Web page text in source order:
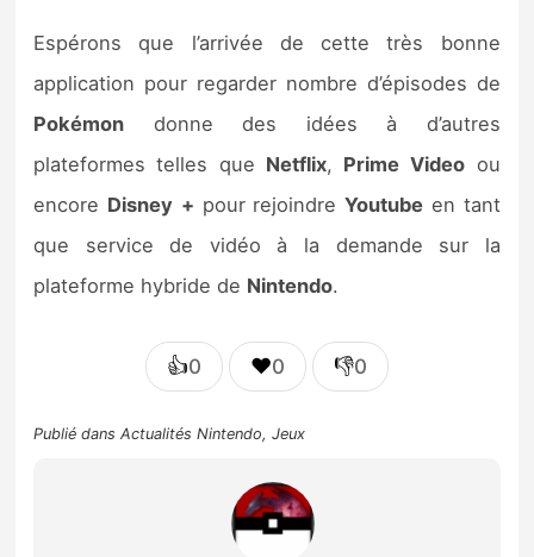
Espérons que l’arrivée de cette très bonne
application pour regarder nombre d’épisodes de
Pokémon donne des idées à d’autres
plateformes telles que Netflix, Prime Video ou
encore Disney + pour rejoindreYoutube en tant
que service de vidéo à la demande sur la
plateforme hybride de Nintendo.
👍0 ❤️0 👎0
Publié dansActualités Nintendo,Jeux